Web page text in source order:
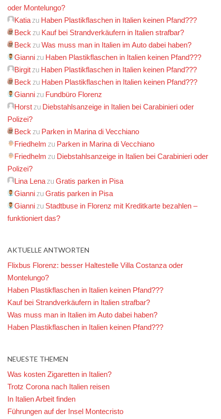
oder Montelungo?
Katia zu Haben Plastikflaschen in Italien keinen Pfand???
Beck zu Kauf bei Strandverkäufern in Italien strafbar?
Beck zu Was muss man in Italien im Auto dabei haben?
Gianni zu Haben Plastikflaschen in Italien keinen Pfand???
Birgit zu Haben Plastikflaschen in Italien keinen Pfand???
Beck zu Haben Plastikflaschen in Italien keinen Pfand???
Gianni zu Fundbüro Florenz
Horst zu Diebstahlsanzeige in Italien bei Carabinieri oder
Polizei?
Beck zu Parken in Marina di Vecchiano
Friedhelm zu Parken in Marina di Vecchiano
Friedhelm zu Diebstahlsanzeige in Italien bei Carabinieri oder
Polizei?
Lina Lena zu Gratis parken in Pisa
Gianni zu Gratis parken in Pisa
Gianni zu Stadtbuse in Florenz mit Kreditkarte bezahlen –
funktioniert das?
AKTUELLE ANTWORTEN
Flixbus Florenz: besser Haltestelle Villa Costanza oder
Montelungo?
Haben Plastikflaschen in Italien keinen Pfand???
Kauf bei Strandverkäufern in Italien strafbar?
Was muss man in Italien im Auto dabei haben?
Haben Plastikflaschen in Italien keinen Pfand???
NEUESTE THEMEN
Was kosten Zigaretten in Italien?
Trotz Corona nach Italien reisen
In Italien Arbeit finden
Führungen auf der Insel Montecristo